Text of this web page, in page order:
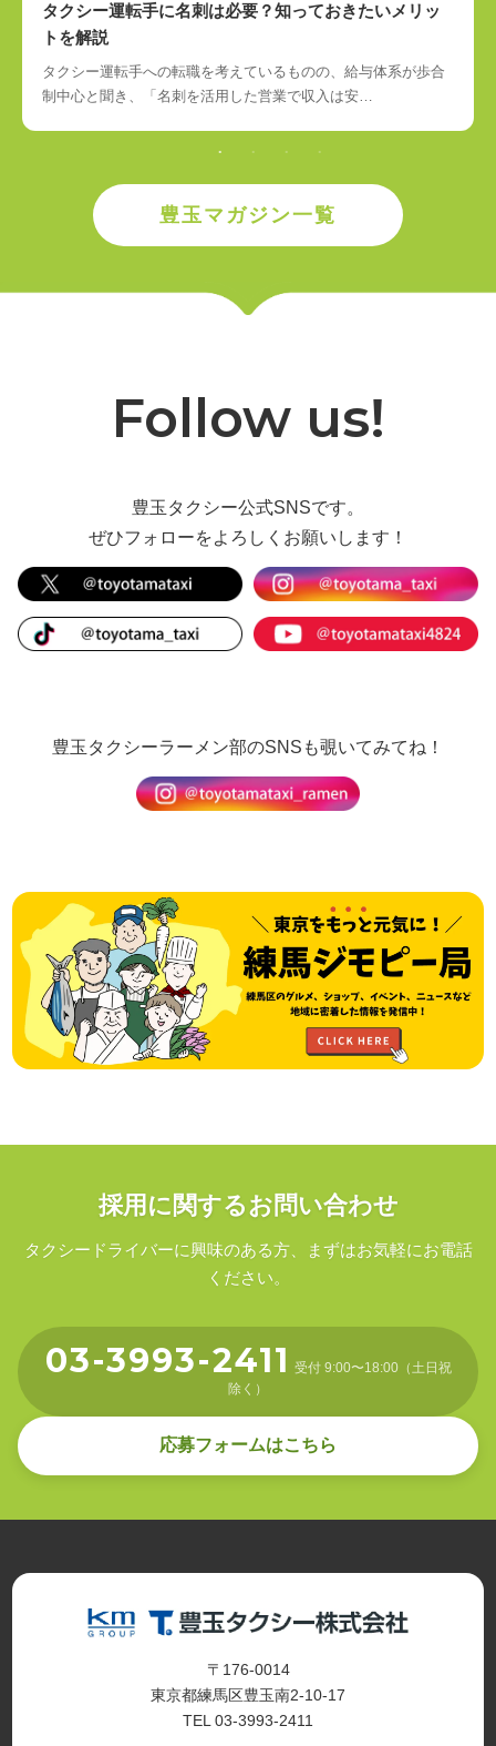
タクシー運転手に名刺は必要？知っておきたいメリッ
トを解説
タクシー運転手への転職を考えているものの、給与体系が歩合
制中心と聞き、「名刺を活用した営業で収入は安…
豊玉マガジン一覧
Follow us!
豊玉タクシー公式SNSです。
ぜひフォローをよろしくお願いします！
豊玉タクシーラーメン部のSNSも覗いてみてね！
採用に関するお問い合わせ
タクシードライバーに興味のある方、まずはお気軽にお電話
ください。
03-3993-2411 受付 9:00〜18:00（土日祝
除く）
応募フォームはこちら
〒176-0014
東京都練馬区豊玉南2-10-17
TEL 03-3993-2411